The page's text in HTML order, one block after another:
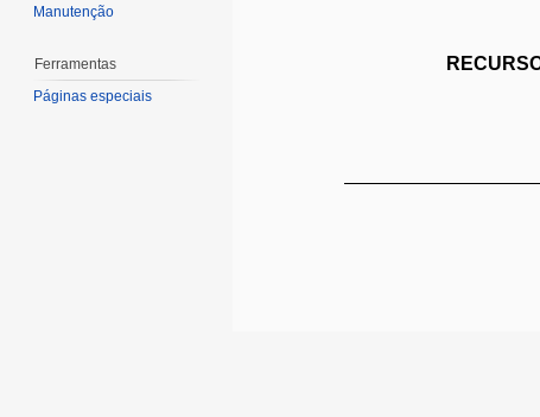
Manutenção
Ferramentas
Páginas especiais